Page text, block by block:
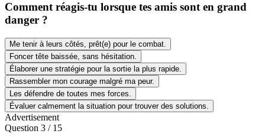
Comment réagis-tu lorsque tes amis sont en grand
danger ?
Me tenir à leurs côtés, prêt(e) pour le combat.
Foncer tête baissée, sans hésitation.
Élaborer une stratégie pour la sortie la plus rapide.
Rassembler mon courage malgré ma peur.
Les défendre de toutes mes forces.
Évaluer calmement la situation pour trouver des solutions.
Advertisement
Question 3 / 15